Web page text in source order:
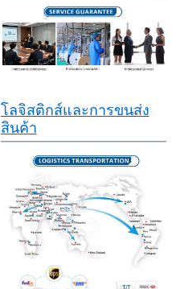
โลจิสติกส์และการขนส่ง
สินค้า